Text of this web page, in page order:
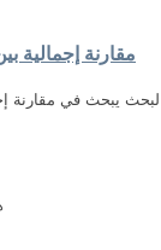
مقارنة إجمالية
يبحث في مقارنة